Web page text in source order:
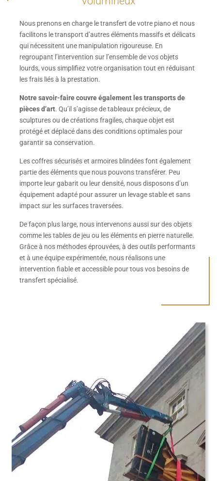
Nous prenons en charge le transfert de votre piano et nous
facilitons le transport d’autres éléments massifs et délicats
qui nécessitent une manipulation rigoureuse. En
regroupant l’intervention sur l’ensemble de vos objets
lourds, vous simplifiez votre organisation tout en réduisant
les frais liés à la prestation.
Notre savoir-faire couvre également les transports de
pièces d’art. Qu’il s’agisse de tableaux précieux, de
sculptures ou de créations fragiles, chaque objet est
protégé et déplacé dans des conditions optimales pour
garantir sa conservation.
Les coffres sécurisés et armoires blindées font également
partie des éléments que nous pouvons transférer. Peu
importe leur gabarit ou leur densité, nous disposons d’un
équipement adapté pour assurer un levage stable et sans
impact sur les surfaces traversées.
De façon plus large, nous intervenons aussi sur des objets
comme les tables de jeu ou les éléments en pierre naturelle.
Grâce à nos méthodes éprouvées, à des outils performants
et à une équipe expérimentée, nous réalisons une
intervention fiable et accessible pour tous vos besoins de
transfert spécialisé.